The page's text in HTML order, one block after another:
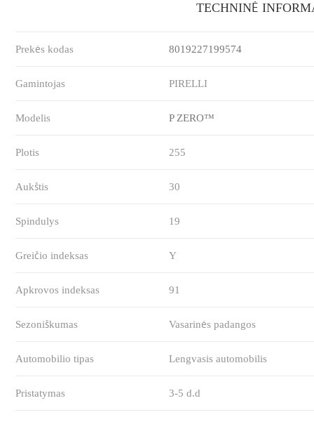
TECHNINĖ
Prekės kodas 8019227199574
Gamintojas PIRELLI
Modelis P ZERO™
Plotis 255
Aukštis 30
Spindulys 19
Greičio indeksas Y
Apkrovos indeksas 91
Sezoniškumas Vasarinės padangos
Automobilio tipas Lengvasis automobilis
Pristatymas 3-5 d.d